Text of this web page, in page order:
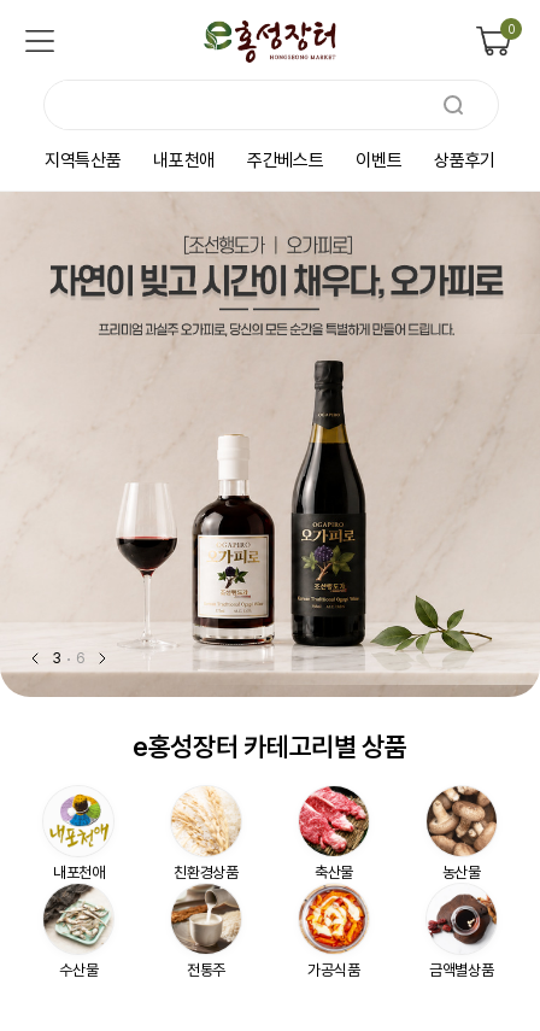
0
지역특산품 내포천애 주간베스트 이벤트 상품후기
3 6
e홍성장터 카테고리별 상품
내포천애 친환경상품 축산물 농산물
수산물 전통주 가공식품 금액별상품